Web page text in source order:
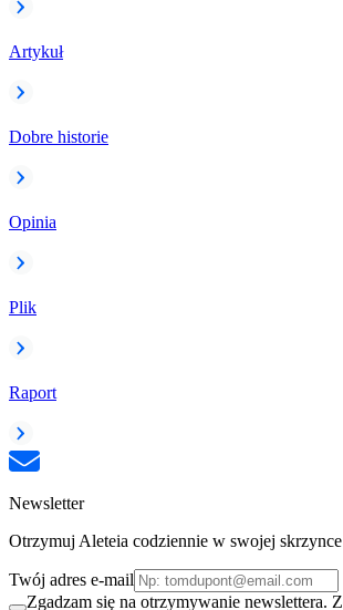
Artykuł
Dobre historie
Opinia
Plik
Raport
Newsletter
Otrzymuj Aleteia codziennie w swojej
Twój adres e-mail
Zgadzam się na otrzymywanie newslettera.